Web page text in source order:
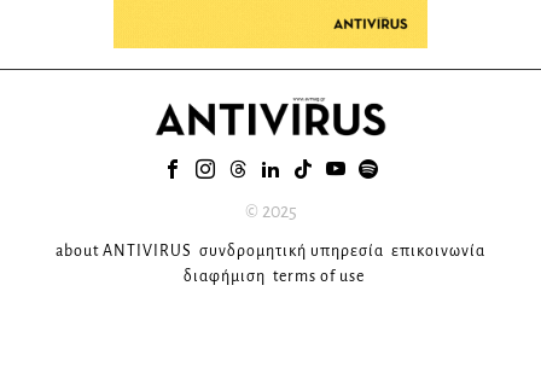
© 2025
about ANTIVIRUS συνδρομητική υπηρεσία επικοινωνία
διαφήμιση terms of use